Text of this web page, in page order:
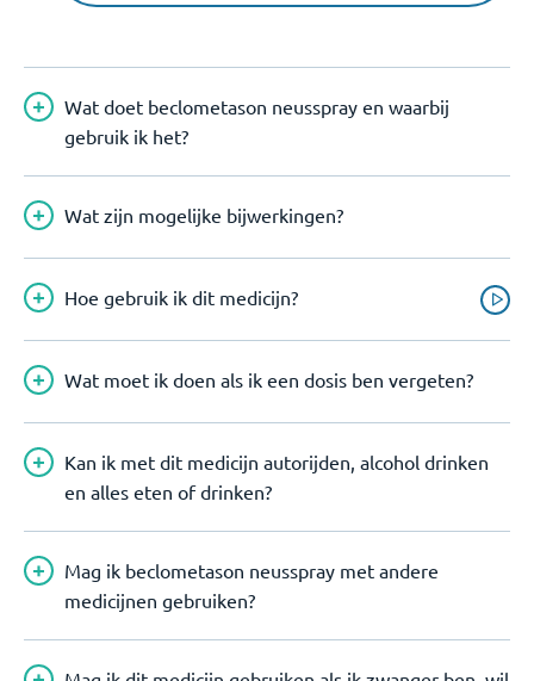
Wat doet beclometason neusspray en waarbij
gebruik ik het?
Wat zijn mogelijke bijwerkingen?
Hoe gebruik ik dit medicijn?
Wat moet ik doen als ik een dosis ben vergeten?
Kan ik met dit medicijn autorijden, alcohol drinken
en alles eten of drinken?
Mag ik beclometason neusspray met andere
medicijnen gebruiken?